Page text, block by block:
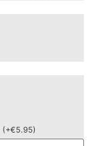
(+€5.95)